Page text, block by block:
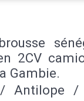
2CV
Gambie.
/ Antilope